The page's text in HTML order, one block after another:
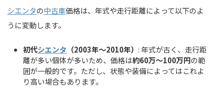
シエンタの中古車価格は、年式や走行距離によって以下のよ
うに変動します。
初代シエンタ （2003年～2010年） : 年式が古く、走行距
離が多い個体が多いため、価格は約60万～100万円の範
囲が一般的です。ただし、状態や装備によってはこれよ
り高い場合もあります。